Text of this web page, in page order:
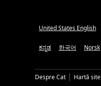
United States English
ಕನ್ನಡ 한국어 Norsk
Despre Cat Hartă site